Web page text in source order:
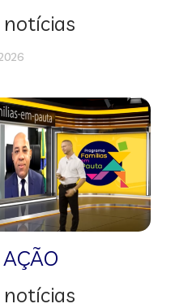
notícias
notícias